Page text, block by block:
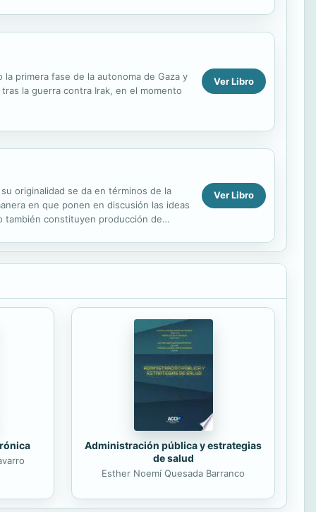
primera fase de la autonoma de Gaza y
la guerra contra Irak, en el momento
Ver Libro
originalidad se da en términos de la
en que ponen en discusión las ideas
también constituyen producción de
Ver Libro
Administración pública y estrategias
de salud
Esther Noemí Quesada Barranco